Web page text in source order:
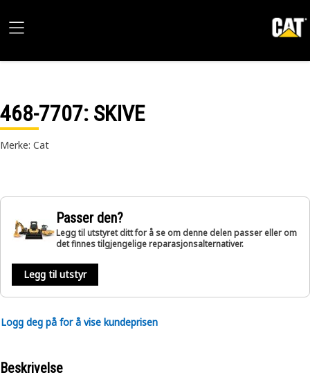
468-7707: SKIVE
Merke: Cat
Passer den?
Legg til utstyret ditt for å se om denne delen passer eller om
det finnes tilgjengelige reparasjonsalternativer.
Legg til utstyr
Logg deg på for å vise kundeprisen
Beskrivelse